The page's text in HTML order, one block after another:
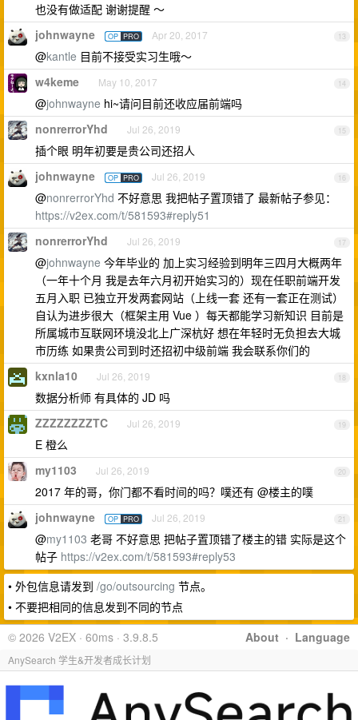
也没有做适配 谢谢提醒 ～
13
johnwayne OP PRO Apr 20, 2017
@kantle 目前不接受实习生哦～
14
w4keme May 10, 2017
@johnwayne hi~请问目前还收应届前端吗
15
nonrerrorYhd Jul 26, 2019
插个眼 明年初要是贵公司还招人
16
johnwayne OP PRO Jul 26, 2019
@nonrerrorYhd 不好意思 我把帖子置顶错了 最新帖子参见：
https://v2ex.com/t/581593#reply51
17
nonrerrorYhd Jul 26, 2019
@johnwayne 今年毕业的 加上实习经验到明年三四月大概两年
（一年十个月 我是去年六月初开始实习的）现在任职前端开发
五月入职 已独立开发两套网站（上线一套 还有一套正在测试）
自认为进步很大（框架主用 Vue ）每天都能学习新知识 目前是
所属城市互联网环境没北上广深杭好 想在年轻时无负担去大城
市历练 如果贵公司到时还招初中级前端 我会联系你们的
18
kxnla10 Jul 26, 2019
数据分析师 有具体的 JD 吗
19
ZZZZZZZZTC Jul 26, 2019
E 橙么
20
my1103 Jul 26, 2019
2017 年的哥，你门都不看时间的吗？噗还有 @楼主的噗
21
johnwayne OP PRO Jul 26, 2019
@my1103 老哥 不好意思 把帖子置顶错了楼主的错 实际是这个
帖子 https://v2ex.com/t/581593#reply53
• 外包信息请发到 /go/outsourcing 节点。
• 不要把相同的信息发到不同的节点
About · Language
© 2026 V2EX · 60ms · 3.9.8.5
AnySearch 学生&开发者成长计划